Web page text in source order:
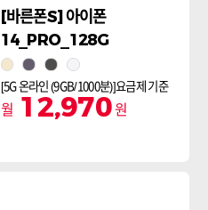
[바른폰S] 아이폰
14_PRO_128G
골드 딥퍼플스페이스블랙
실버
[5G 온라인 (9GB/1000분)]요금제 기준
월 12,970원